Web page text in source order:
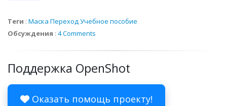
Теги : Маска ПереходУчебное пособие
Обсуждения : 4 Comments
Поддержка OpenShot
Оказать помощь проекту!